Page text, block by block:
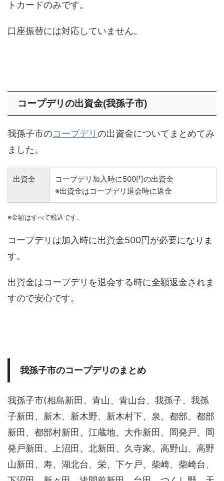
トカードのみです。
口座振替には対応していません。
コープデリの出資金(我孫子市)
我孫子市のコープデリの出資金についてまとめてみ
ました。
出資金
コープデリ加入時に500円の出資金
※出資金はコープデリ退会時に返金
※金額はすべて税込です。
コープデリは加入時に出資金500円が必要になりま
す。
出資金はコープデリを退会する時に全額返金されま
すので安心です。
我孫子市のコープデリのまとめ
我孫子市(相島新田、青山、青山台、我孫子、我孫
子新田、新木、新木野、新木村下、泉、都部、都部
新田、都部村新田、江蔵地、大作新田、岡発戸、岡
発戸新田、上沼田、北新田、久寺家、高野山、高野
山新田、寿、湖北台、栄、下ケ戸、柴崎、柴崎台、